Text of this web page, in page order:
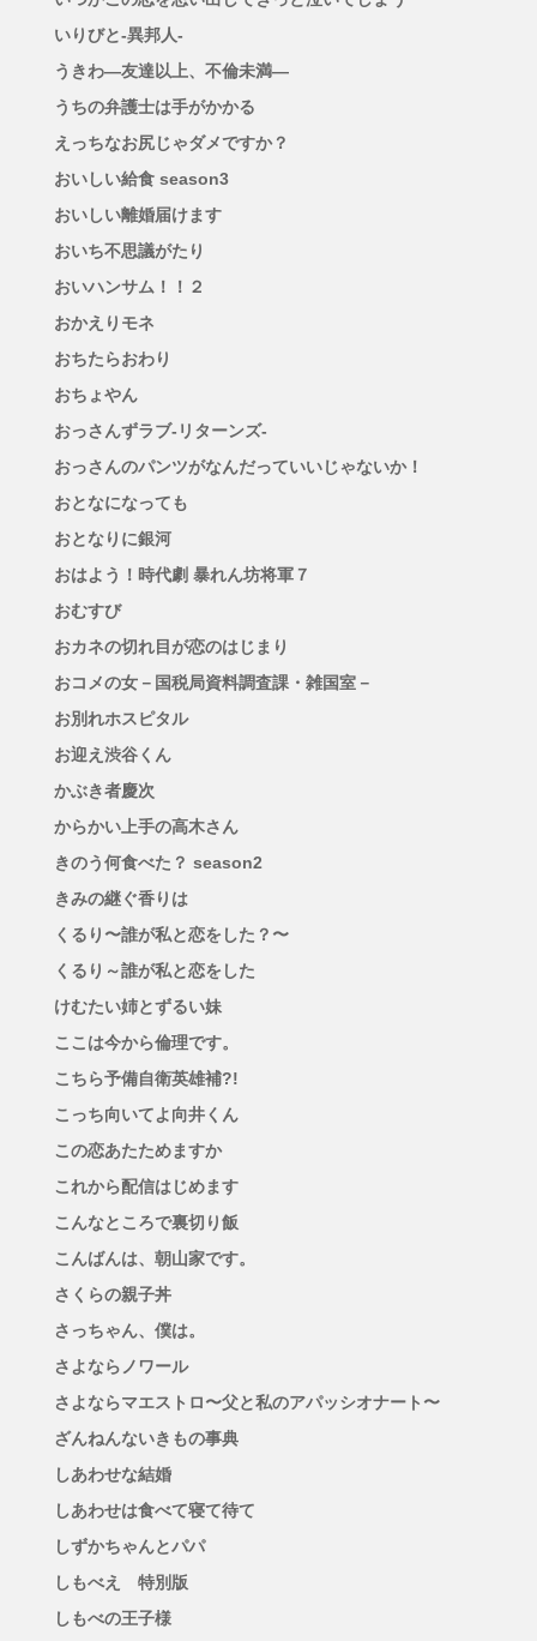
いりびと-異邦人-
うきわ―友達以上、不倫未満―
うちの弁護士は手がかかる
えっちなお尻じゃダメですか？
おいしい給食 season3
おいしい離婚届けます
おいち不思議がたり
おいハンサム！！２
おかえりモネ
おちたらおわり
おちょやん
おっさんずラブ-リターンズ-
おっさんのパンツがなんだっていいじゃないか！
おとなになっても
おとなりに銀河
おはよう！時代劇 暴れん坊将軍７
おむすび
おカネの切れ目が恋のはじまり
おコメの女－国税局資料調査課・雑国室－
お別れホスピタル
お迎え渋谷くん
かぶき者慶次
からかい上手の高木さん
きのう何食べた？ season2
きみの継ぐ香りは
くるり〜誰が私と恋をした？〜
くるり～誰が私と恋をした
けむたい姉とずるい妹
ここは今から倫理です。
こちら予備自衛英雄補?!
こっち向いてよ向井くん
この恋あたためますか
これから配信はじめます
こんなところで裏切り飯
こんばんは、朝山家です。
さくらの親子丼
さっちゃん、僕は。
さよならノワール
さよならマエストロ〜父と私のアパッシオナート〜
ざんねんないきもの事典
しあわせな結婚
しあわせは食べて寝て待て
しずかちゃんとパパ
しもべえ 特別版
しもべの王子様